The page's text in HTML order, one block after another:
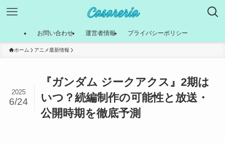
お問い合わせ 運営者情報 プライバシーポリシー
ホーム アニメ最新情報
『ガンダム ジークアクス』2期は
いつ？続編制作の可能性と放送・
公開時期を徹底予測
2025
6/24